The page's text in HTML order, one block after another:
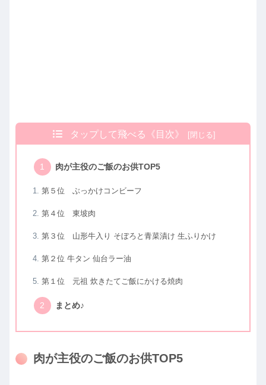
タップして飛べる《目次》
肉が主役のご飯のお供TOP5
第５位 ぶっかけコンビーフ
第４位 東坡肉
第３位 山形牛入り そぼろと青菜漬け 生ふりかけ
第２位 牛タン 仙台ラー油
第１位 元祖 炊きたてご飯にかける焼肉
まとめ♪
肉が主役のご飯のお供TOP5